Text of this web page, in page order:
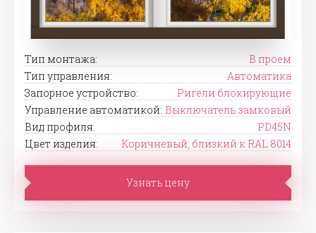
Тип монтажа:
В проем
Тип управления:
Автоматика
Запорное устройство:
Ригели блокирующие
Управление автоматикой: Выключатель замковый
Вид профиля:
PD45N
Цвет изделия:
Коричневый, близкий к RAL 8014
Узнать цену